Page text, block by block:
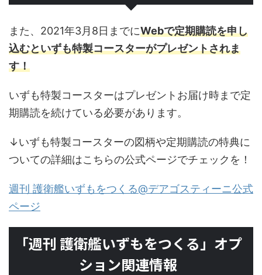
また、2021年3月8日までにWebで定期購読を申し
込むといずも特製コースターがプレゼントされま
す！
いずも特製コースターはプレゼントお届け時まで定
期購読を続けている必要があります。
↓いずも特製コースターの図柄や定期購読の特典に
ついての詳細はこちらの公式ページでチェックを！
週刊 護衛艦いずもをつくる@デアゴスティーニ公式
ページ
「週刊 護衛艦いずもをつくる」オプ
ション関連情報